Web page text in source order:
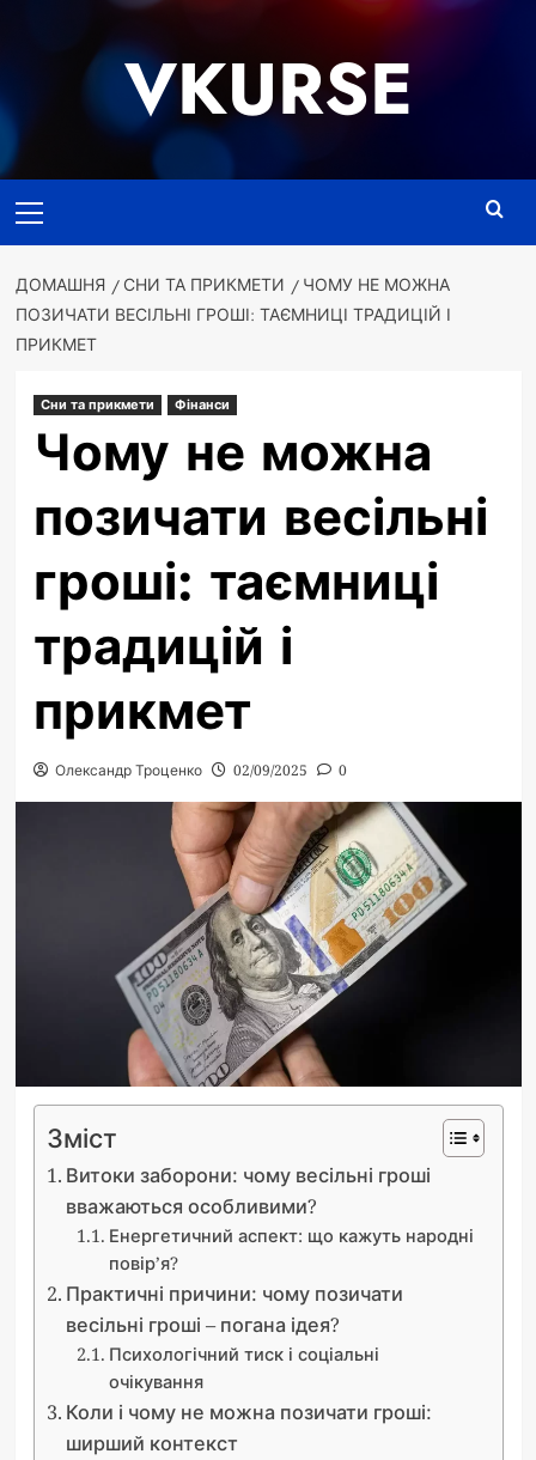
VKURSE
меню
ДОМАШНЯ СНИ ТА ПРИКМЕТИ
ЧОМУ НЕ МОЖНА
ПОЗИЧАТИ ВЕСІЛЬНІ ГРОШІ: ТАЄМНИЦІ ТРАДИЦІЙ І
ПРИКМЕТ
Сни та прикмети Фінанси
Чому не можна
позичати весільні
гроші: таємниці
традицій і
прикмет
Олександр Троценко 02/09/2025 0
Зміст
Витоки заборони: чому весільні гроші
вважаються особливими?
Енергетичний аспект: що кажуть народні
повір’я?
Практичні причини: чому позичати
весільні гроші – погана ідея?
Психологічний тиск і соціальні
очікування
Коли і чому не можна позичати гроші:
ширший контекст